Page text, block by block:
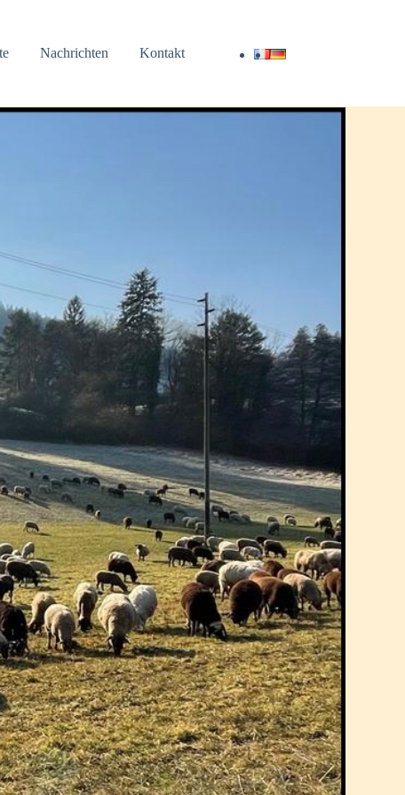
Nachrichten Kontakt